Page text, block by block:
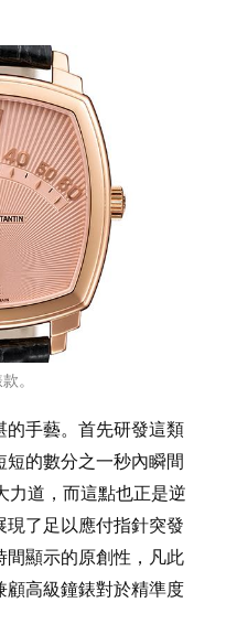
。
的手藝。首先研發這類
的數分之一秒內瞬間
力道，而這點也正是逆
了足以應付指針突發
間顯示的原創性，凡此
顧高級鐘錶對於精準度